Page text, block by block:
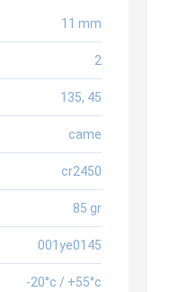
11 mm
2
135, 45
came
cr2450
85 gr
001ye0145
-20°c / +55°c